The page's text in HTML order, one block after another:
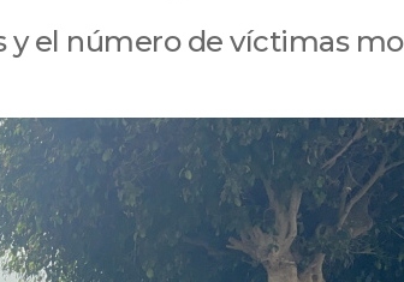
y el número de víctimas